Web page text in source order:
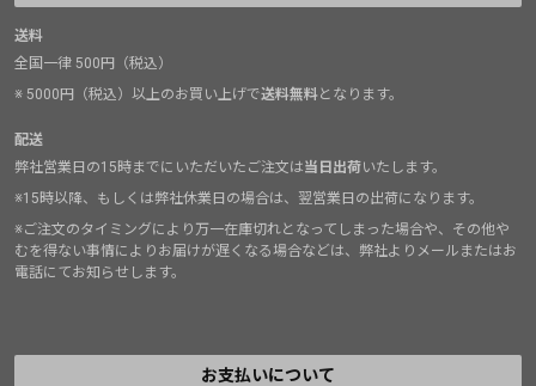
送料
全国一律 500円（税込）
※ 5000円（税込）以上のお買い上げで送料無料となります。
配送
弊社営業日の15時までにいただいたご注文は当日出荷いたします。
※15時以降、もしくは弊社休業日の場合は、翌営業日の出荷になります。
※ご注文のタイミングにより万一在庫切れとなってしまった場合や、その他や
むを得ない事情によりお届けが遅くなる場合などは、弊社よりメールまたはお
電話にてお知らせします。
お支払いについて